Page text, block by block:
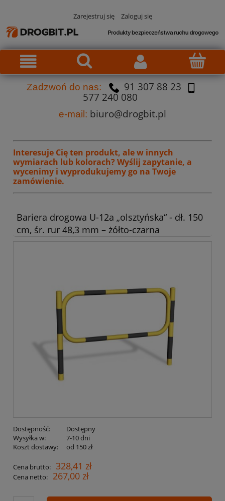
Zarejestruj się Zaloguj się
Zadzwoń do nas:
91 307 88 23
577 240 080
e-mail: biuro@drogbit.pl
Interesuje Cię ten produkt, ale w innych
wymiarach lub kolorach? Wyślij zapytanie, a
wycenimy i wyprodukujemy go na Twoje
zamówienie.
Bariera drogowa U-12a „olsztyńska“ - dł. 150
cm, śr. rur 48,3 mm – żółto-czarna
Dostępność:
Dostępny
Wysyłka w:
7-10 dni
Koszt dostawy:
od 150 zł
Cena brutto: 328,41 zł
Cena netto: 267,00 zł